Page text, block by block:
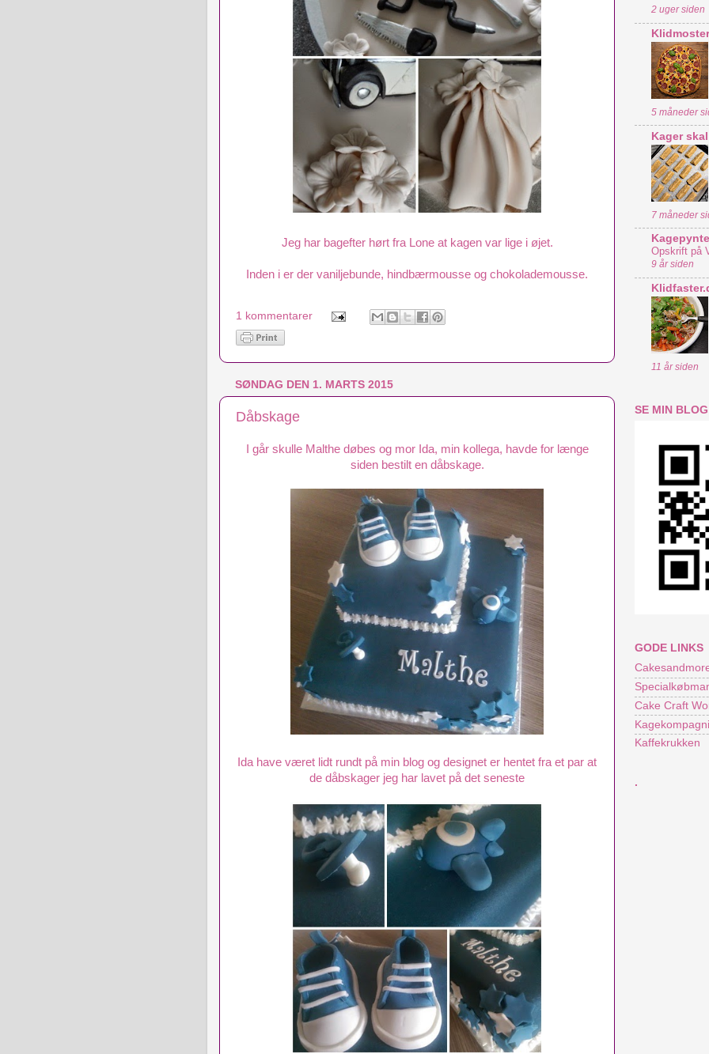
Jeg har bagefter hørt fra Lone at kagen var lige i øjet.
Inden i er der vaniljebunde, hindbærmousse og chokolademousse.
1 kommentarer
SØNDAG DEN 1. MARTS 2015
Dåbskage
I går skulle Malthe døbes og mor Ida, min kollega, havde for længe
siden bestilt en dåbskage.
Ida have været lidt rundt på min blog og designet er hentet fra et par at
de dåbskager jeg har lavet på det seneste
2 uger siden
5 måneder
Kager
7 måneder
Opskrift på
9 år siden
11 år siden
SE MIN
GODE LINKS
Cake Craft
Kaffekrukken
.